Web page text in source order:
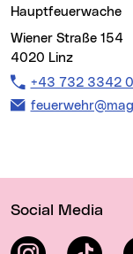
Hauptfeuerwache
Wiener Straße 154
4020 Linz
Telefon:
+43 732 3342 0
E-Mail Adresse:
Social Media
InstagramTikTok